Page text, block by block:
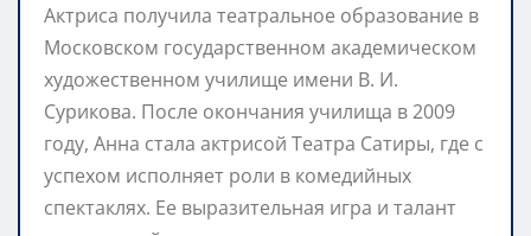
Актриса получила театральное образование в
Московском государственном академическом
художественном училище имени В. И.
Сурикова. После окончания училища в 2009
году, Анна стала актрисой Театра Сатиры, где с
успехом исполняет роли в комедийных
спектаклях. Ее выразительная игра и талант